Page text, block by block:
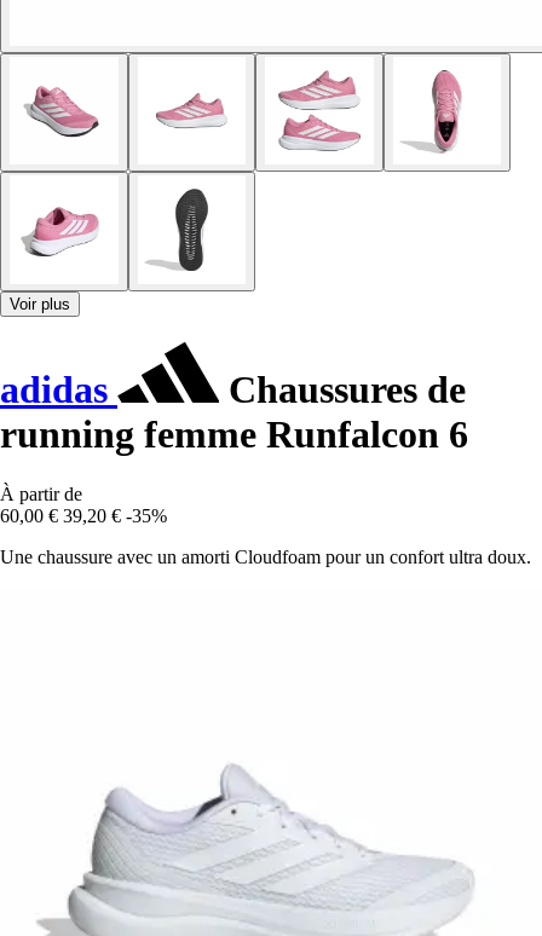
Voir plus
adidas
Chaussures de
running femme Runfalcon 6
À partir de
60,00 € 39,20 € -35%
Une chaussure avec un amorti Cloudfoam pour un confort ultra doux.